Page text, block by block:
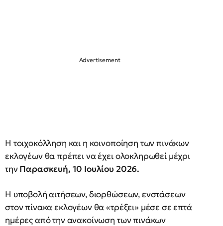
Η τοιχοκόλληση και η κοινοποίηση των πινάκων
εκλογέων θα πρέπει να έχει ολοκληρωθεί μέχρι
τηνΠαρασκευή, 10 Ιουλίου 2026.
Η υποβολή αιτήσεων, διορθώσεων, ενστάσεων
στον πίνακα εκλογέων θα «τρέξει» μέσε σε επτά
ημέρες από την ανακοίνωση των πινάκων